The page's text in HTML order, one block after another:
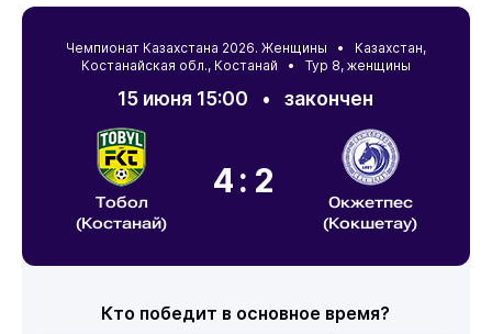
Чемпионат Казахстана 2026. Женщины • Казахстан,
Костанайская обл., Костанай • Тур 8, женщины
15 июня 15:00 •закончен
Тобол
(Костанай)
4:2
Окжетпес
(Кокшетау)
Кто победит в основное время?